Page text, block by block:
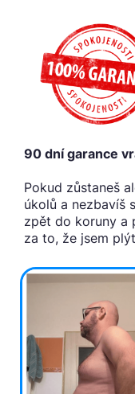
90 dní garance
Pokud zůstaneš
úkolů a nezbavíš
zpět do koruny a
za to, že jsem